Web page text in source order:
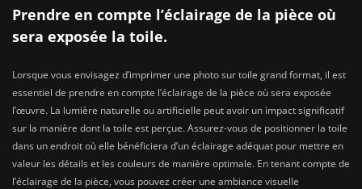
Prendre en compte l’éclairage de la pièce où
sera exposée la toile.
Lorsque vous envisagez d’imprimer une photo sur toile grand format, il est
essentiel de prendre en compte l’éclairage de la pièce où sera exposée
l’œuvre. La lumière naturelle ou artificielle peut avoir un impact significatif
sur la manière dont la toile est perçue. Assurez-vous de positionner la toile
dans un endroit où elle bénéficiera d’un éclairage adéquat pour mettre en
valeur les détails et les couleurs de manière optimale. En tenant compte de
l’éclairage de la pièce, vous pouvez créer une ambiance visuelle